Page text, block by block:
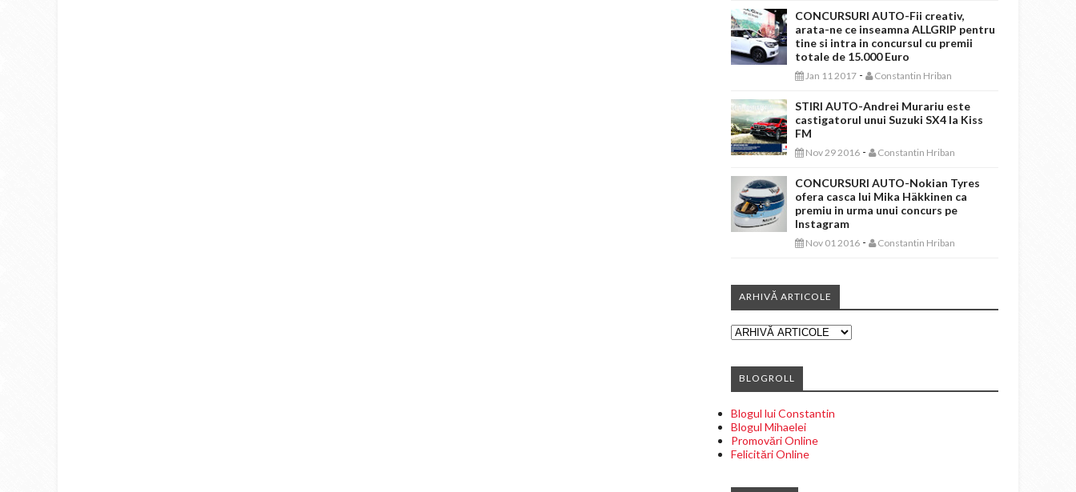
CONCURSURI AUTO-Fii creativ,
arata-ne ce inseamna ALLGRIP pentru
tine si intra in concursul cu premii
totale de 15.000 Euro
Jan 11 2017 - Constantin Hriban
STIRI AUTO-Andrei Murariu este
castigatorul unui Suzuki SX4 la Kiss
FM
Nov 29 2016 - Constantin Hriban
CONCURSURI AUTO-Nokian Tyres
ofera casca lui Mika Häkkinen ca
premiu in urma unui concurs pe
Instagram
Nov 01 2016 - Constantin Hriban
ARHIVĂ ARTICOLE
BLOGROLL
Blogul lui Constantin
Blogul Mihaelei
Promovări Online
Felicitări Online